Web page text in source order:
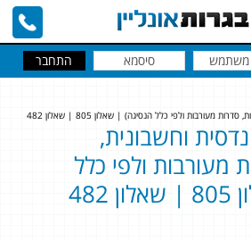
מעורבות ולפי כלל הנסיגה) | שאלון 805 | שאלון 482
וחשבונית,
מעורבות ולפי כלל